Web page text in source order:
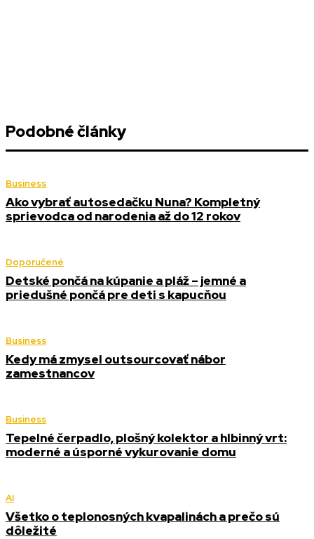
Podobné články
Business
Ako vybrať autosedačku Nuna? Kompletný
sprievodca od narodenia až do 12 rokov
Doporučené
Detské pončá na kúpanie a pláž – jemné a
priedušné pončá pre deti s kapucňou
Business
Kedy má zmysel outsourcovať nábor
zamestnancov
Business
Tepelné čerpadlo, plošný kolektor a hlbinný vrt:
moderné a úsporné vykurovanie domu
AI
Všetko o teplonosných kvapalinách a prečo sú
dôležité